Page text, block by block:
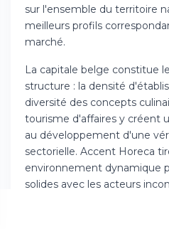
sur l'ensemble du territoire
meilleurs profils
marché.
La capitale belge constitue
structure : la densité
diversité des concepts
tourisme d'affaires y créent
au développement d'une
sectorielle. Accent Horeca
environnement dynamique
solides avec les acteurs